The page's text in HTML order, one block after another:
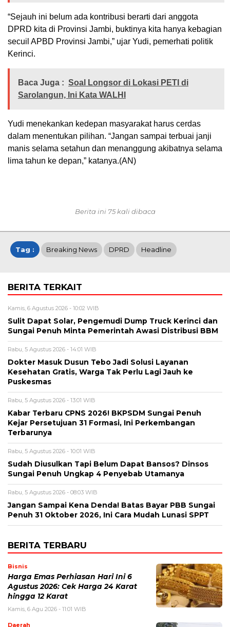
“Sejauh ini belum ada kontribusi berarti dari anggota
DPRD kita di Provinsi Jambi, buktinya kita hanya kebagian
secuil APBD Provinsi Jambi,” ujar Yudi, pemerhati politik
Kerinci.
Baca Juga : Soal Longsor di Lokasi PETI di
Sarolangun, Ini Kata WALHI
Yudi menekankan kedepan masyarakat harus cerdas
dalam menentukan pilihan. “Jangan sampai terbuai janji
manis selama setahun dan menanggung akibatnya selama
lima tahun ke depan,” katanya.(AN)
Berita ini 75 kali dibaca
Tag : Breaking News DPRD Headline
BERITA TERKAIT
Kamis, 6 Agustus 2026 - 10:02 WIB
Sulit Dapat Solar, Pengemudi Dump Truck Kerinci dan
Sungai Penuh Minta Pemerintah Awasi Distribusi BBM
Rabu, 5 Agustus 2026 - 14:01 WIB
Dokter Masuk Dusun Tebo Jadi Solusi Layanan
Kesehatan Gratis, Warga Tak Perlu Lagi Jauh ke
Puskesmas
Rabu, 5 Agustus 2026 - 13:01 WIB
Kabar Terbaru CPNS 2026! BKPSDM Sungai Penuh
Kejar Persetujuan 31 Formasi, Ini Perkembangan
Terbarunya
Rabu, 5 Agustus 2026 - 10:01 WIB
Sudah Diusulkan Tapi Belum Dapat Bansos? Dinsos
Sungai Penuh Ungkap 4 Penyebab Utamanya
Rabu, 5 Agustus 2026 - 08:03 WIB
Jangan Sampai Kena Denda! Batas Bayar PBB Sungai
Penuh 31 Oktober 2026, Ini Cara Mudah Lunasi SPPT
BERITA TERBARU
Bisnis
Harga Emas Perhiasan Hari Ini 6
Agustus 2026: Cek Harga 24 Karat
hingga 12 Karat
Kamis, 6 Agu 2026 - 11:01 WIB
Daerah